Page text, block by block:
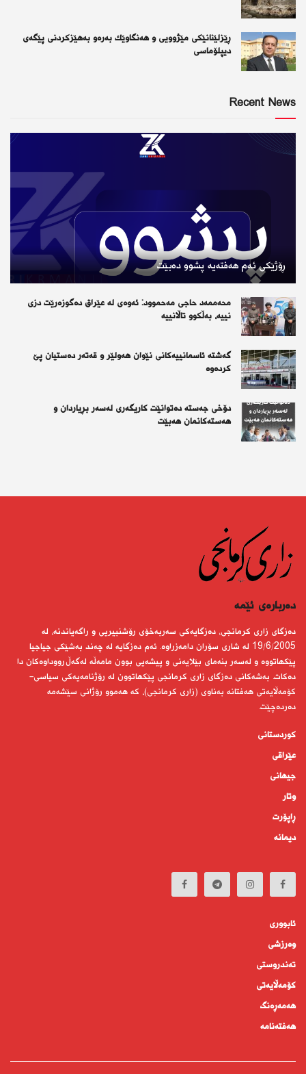
ڕێزلێنانێكی مێژوویی و هەنگاوێك بەرەو بەهێزكردنی پێگەی
دیپلۆماسی
Recent News
ڕۆژێكی ئەم هەفتەیە پشوو دەبێت
محەممەد حاجی مەحموود: ئەوەی لە عێراق دەگوزەرێت دزی
نییە، بەڵکوو تاڵانییە
گەشتە ئاسمانییەکانی نێوان هەولێر و قەتەر دەستیان پێ
کردەوە
دۆخی جەستە دەتوانێت کاریگەری لەسەر بڕیاردان و
هەستەکانمان هەبێت
دەربارەى ئێمە
دەزگای زاری كرمانجی، دەزگایەكی سەربەخۆی رۆشنبیریی و راگەیاندنە، لە
19/6/2005 لە شاری سۆران دامەزراوە. ئەم دەزگایە لە چەند بەشێكی جیاجیا
پێكهاتووە و لەسەر بنەمای بێلایەنی و پیشەیی بوون مامەڵە لەگەڵ رووداوەكان دا
دەكات. بەشەكانی دەزگای زاری كرمانجی پێكهاتوون لە رۆژنامەیەكی سیاسی-
كۆمەڵایەتی هەفتانە بەناوی (زاری كرمانجی)، كە هەموو رۆژانی سێشەمە
دەردەچێت.
کوردستانى
عێراقی
جیهانى
وتار
ڕاپۆرت
دیمانە
ئابوورى
وەرزشی
تەندروستى
كۆمه‌ڵايه‌تى
هەمەڕەنگ
هەفتەنامە